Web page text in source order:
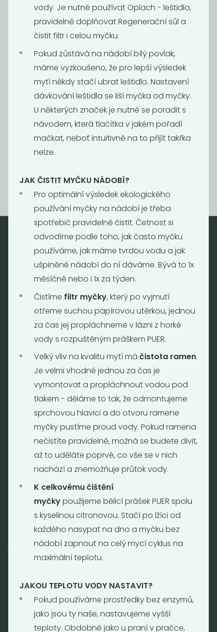
Novinka
Tablety do
nádobí
Nebaleno
Nebaleno s.r.o.
Bezobalové vegan potraviny
drogerie a minikavárna
Jaromírova 495/16
Praha 2 - Nusle
Tel.: (+420) 723 736 413
Email:
info@nebaleno.eu
Otevírací doba
Pondělí - Pátek 12:00 - 19:30
Sobota 10:00 - 16:00
Neděle - zavřeno
Provozní informace
Obchodní podmínky
Reklamační formulář
© 2017 - 2026 | Nebaleno.eu
Web od
vody. Je nutné používat Oplach - leštidlo,
pravidelně doplňovat Regenerační sůl a
čistit filtr i celou myčku.
Pokud zůstává na nádobí bílý povlak,
máme vyzkoušeno, že pro lepší výsledek
mytí někdy stačí ubrat leštidlo. Nastavení
dávkování leštidla se liší myčka od myčky.
U některých značek je nutné se poradit s
návodem, která tlačítka v jakém pořadí
mačkat, neboť intuitivně na to přijít takřka
nelze.
JAK ČISTIT MYČKU NÁDOBÍ?
Pro optimální výsledek ekologického
používání myčky na nádobí je třeba
spotřebič pravidelně čistit. Četnost si
odvodíme podle toho, jak často myčku
používáme, jak máme tvrdou vodu a jak
ušpiněné nádobí do ní dáváme. Bývá to 1x
měsíčně nebo i 1x za týden.
Čistíme filtr myčky, který po vyjmutí
otřeme suchou papírovou utěrkou, jednou
za čas jej propláchneme v lázni z horké
vody s rozpuštěným práškem PUER.
Velký vliv na kvalitu mytí máčistota ramen.
Je velmi vhodné jednou za čas je
vymontovat a propláchnout vodou pod
tlakem - děláme to tak, že odmontujeme
sprchovou hlavici a do otvoru ramene
myčky pustíme proud vody. Pokud ramena
nečistíte pravidelně, možná se budete divit,
až to uděláte poprvé, co vše se v nich
nachází a znemožňuje průtok vody.
K celkovému čištění
myčkypoužijeme bělicí prášek PUER spolu
s kyselinou citronovou. Stačí po lžíci od
každého nasypat na dno a myčku bez
nádobí zapnout na celý mycí cyklus na
maximální teplotu.
JAKOU TEPLOTU VODY NASTAVIT?
Pokud používáme prostředky bez enzymů,
jako jsou ty naše, nastavujeme vyšší
teploty. Obdobně jako u praní v pračce,